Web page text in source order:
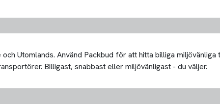
Utomlands. Använd Packbud för att hitta billiga
Billigast, snabbast eller miljövänligast - du väljer.